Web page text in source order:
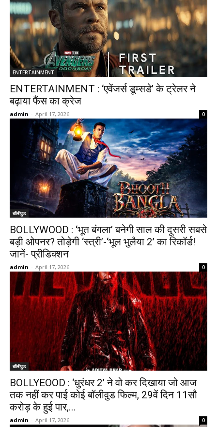
ENTERTAINMENT
ENTERTAINMENT : ‘एवेंजर्स डूम्सडे’ के ट्रेलर ने
बढ़ाया फैंस का क्रेज
admin - April 17, 2026 0
बॉलीवुड
BOLLYWOOD : ‘भूत बंगला’ बनेगी साल की दूसरी सबसे
बड़ी ओपनर? तोड़ेगी ‘स्त्री’-‘भूल भुलैया 2’ का रिकॉर्ड!
जानें- प्रीडिक्शन
admin - April 17, 2026 0
बॉलीवुड
BOLLYEOOD : ‘धुरंधर 2’ ने वो कर दिखाया जो आज
तक नहीं कर पाई कोई बॉलीवुड फिल्म, 29वें दिन 11सौ
करोड़ के हुई पार,...
admin - April 17, 2026 0